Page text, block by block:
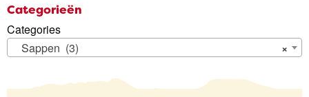
AKTIVITÄTEN
HOFLADEN
Categorieën
Categories
×
Sappen (3)